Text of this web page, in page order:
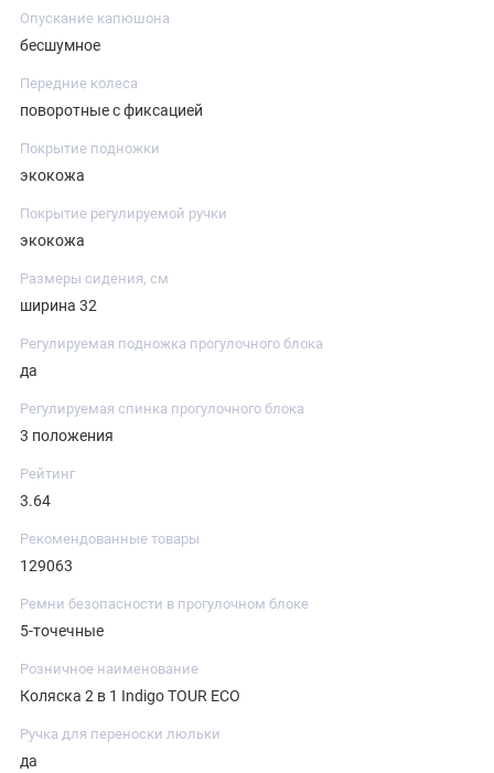
Опускание капюшона
бесшумное
Передние колеса
поворотные с фиксацией
Покрытие подножки
экокожа
Покрытие регулируемой ручки
экокожа
Размеры сидения, см
ширина 32
Регулируемая подножка прогулочного блока
да
Регулируемая спинка прогулочного блока
3 положения
Рейтинг
3.64
Рекомендованные товары
129063
Ремни безопасности в прогулочном блоке
5-точечные
Розничное наименование
Коляска 2 в 1 Indigo TOUR ECO
Ручка для переноски люльки
да